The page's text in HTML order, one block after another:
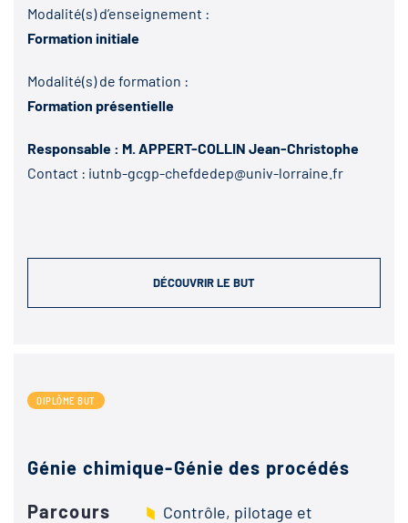
Modalité(s) d’enseignement :
Formation initiale
Modalité(s) de formation :
Formation présentielle
Responsable : M. APPERT-COLLIN Jean-Christophe
Contact : iutnb-gcgp-chefdedep@univ-lorraine.fr
DÉCOUVRIR LE BUT
DIPLÔME BUT
Génie chimique-Génie des procédés
Parcours
Contrôle, pilotage et